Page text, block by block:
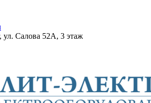
ул. Салова 52А, 3 этаж